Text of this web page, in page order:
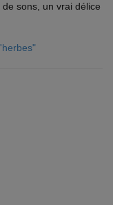
sons, un vrai délice